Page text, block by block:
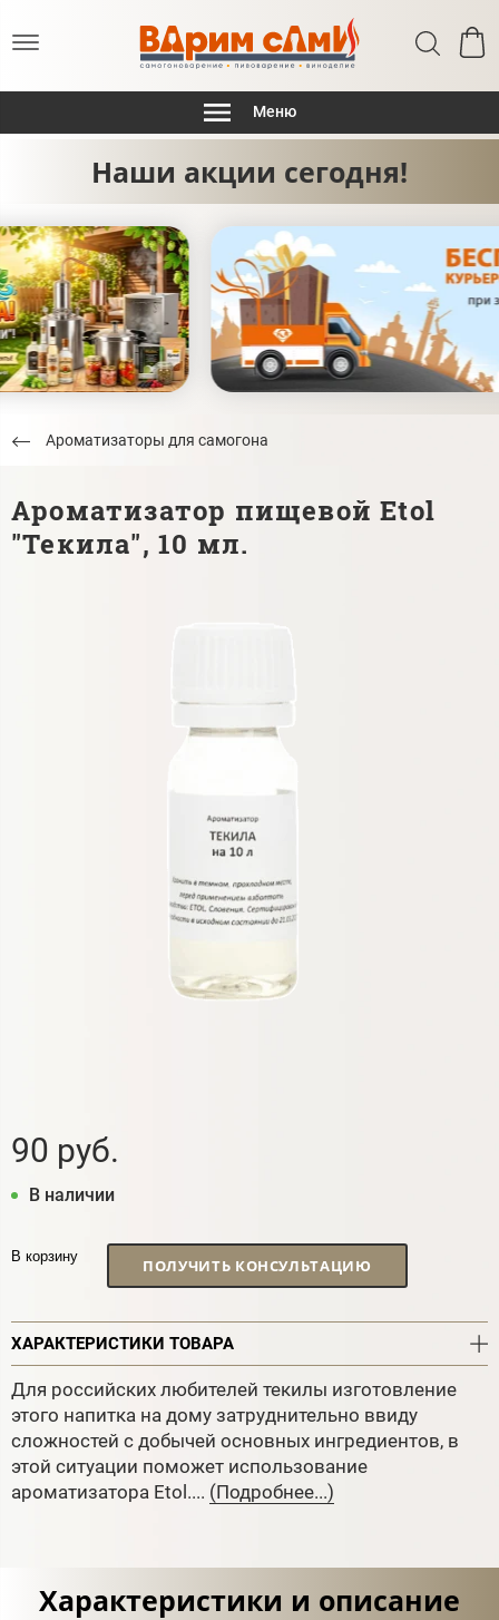
Меню
Наши акции сегодня!
Ароматизаторы для самогона
Ароматизатор пищевой Etol
"Текила", 10 мл.
90 руб.
В наличии
В корзину ПОЛУЧИТЬ КОНСУЛЬТАЦИЮ
ХАРАКТЕРИСТИКИ ТОВАРА
Для российских любителей текилы изготовление
этого напитка на дому затруднительно ввиду
сложностей с добычей основных ингредиентов, в
этой ситуации поможет использование
ароматизатора Etol.... (Подробнее...)
Характеристики и описание